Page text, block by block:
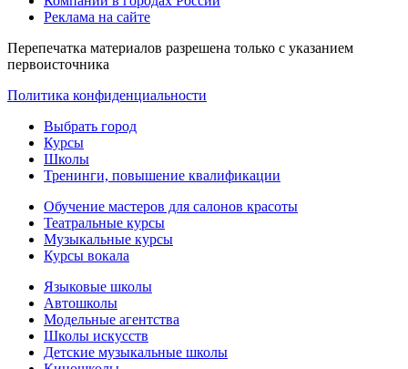
Реклама на сайте
Перепечатка материалов разрешена только с указанием
первоисточника
Политика конфиденциальности
Выбрать город
Курсы
Школы
Тренинги, повышение квалификации
Обучение мастеров для салонов красоты
Театральные курсы
Музыкальные курсы
Курсы вокала
Языковые школы
Автошколы
Модельные агентства
Школы искусств
Детские музыкальные школы